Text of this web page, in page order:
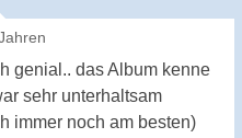
genial.. das Album kenne
sehr unterhaltsam
immer noch am besten)